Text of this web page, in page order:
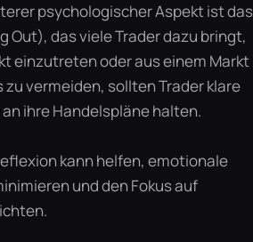
psychologischer Aspekt ist das
Out), das viele Trader dazu bringt,
einzutreten oder aus einem Markt
vermeiden, sollten Trader klare
ihre Handelspläne halten.
kann helfen, emotionale
und den Fokus auf